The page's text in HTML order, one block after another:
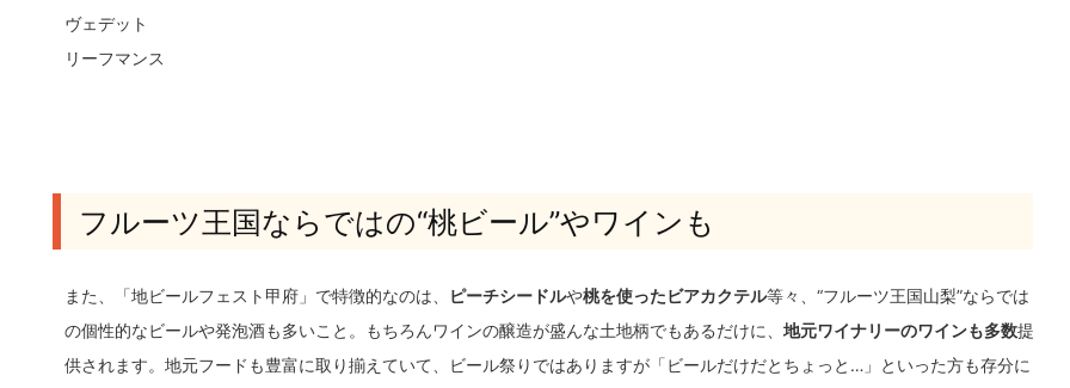
ヴェデット
リーフマンス
フルーツ王国ならではの“桃ビール”やワインも
また、「地ビールフェスト甲府」で特徴的なのは、 ピーチシードルや桃を使ったビアカクテル等々、“フルーツ王国山梨”ならでは
の個性的なビールや発泡酒も多いこと。もちろんワインの醸造が盛んな土地柄でもあるだけに、 地元ワイナリーのワインも多数提
供されます。地元フードも豊富に取り揃えていて、ビール祭りではありますが「ビールだけだとちょっと…」といった方も存分に